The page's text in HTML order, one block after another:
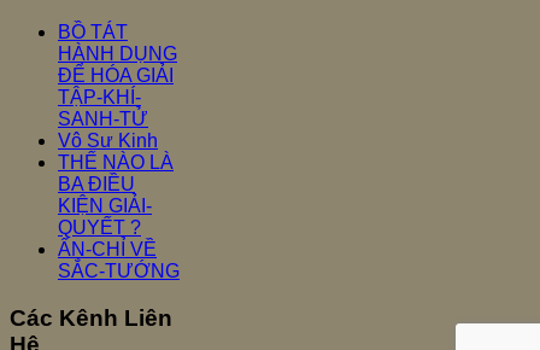
BỒ TÁT
HÀNH DỤNG
ĐỂ HÓA GIẢI
TẬP-KHÍ-
SANH-TỬ
Vô Sư Kinh
THẾ NÀO LÀ
BA ĐIỀU
KIỆN GIẢI-
QUYẾT ?
ẤN-CHỈ VỀ
SẮC-TƯỚNG
Các Kênh Liên
Hệ